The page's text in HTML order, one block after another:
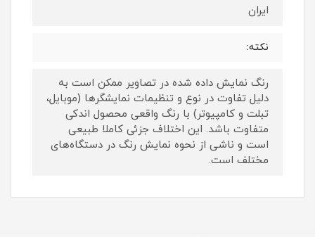
ایران
نکته:
رنگ نمایش داده‌ شده در تصاویر ممکن است به
دلیل تفاوت در نوع و تنظیمات نمایشگرها (موبایل،
تبلت و کامپیوتر) با رنگ واقعی محصول اندکی
متفاوت باشد. این اختلاف جزئی کاملا طبیعی
است و ناشی از نحوه نمایش رنگ در دستگاه‌های
مختلف است.